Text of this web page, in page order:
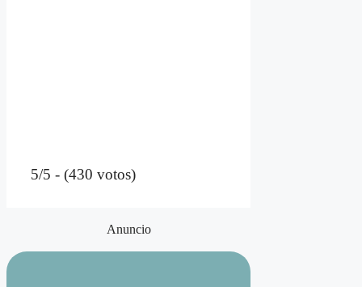
5/5 - (430 votos)
Anuncio